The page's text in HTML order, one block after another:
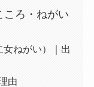
ころ・ねがい
ねがい）｜出
由